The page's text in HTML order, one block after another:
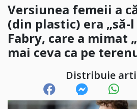
Versiunea femeii a
(din plastic) era „să-l
Fabry, care a mimat
mai ceva ca pe
Distribuie